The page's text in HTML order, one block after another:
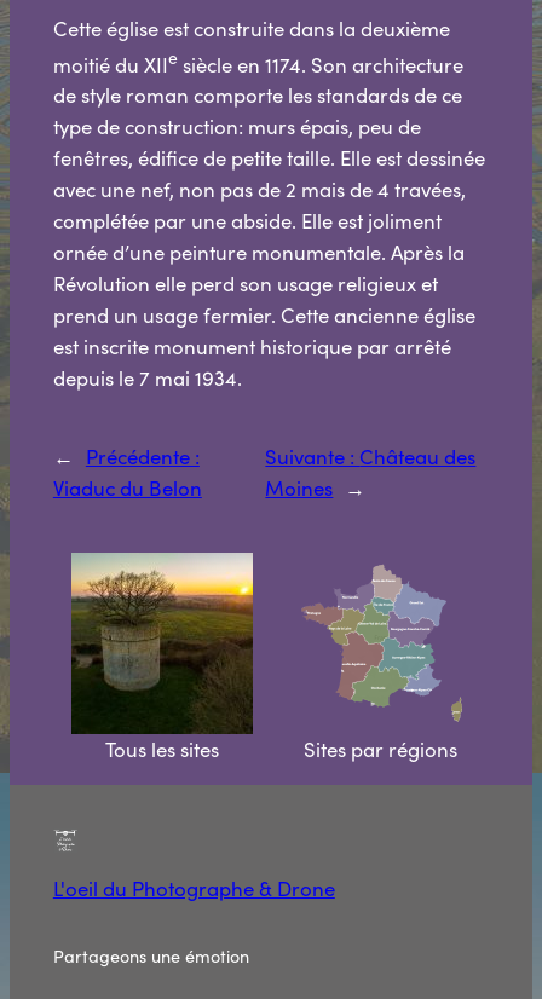
Cette église est construite dans la deuxième
moitié du XIIesiècle en 1174. Son architecture
de style roman comporte les standards de ce
type de construction: murs épais, peu de
fenêtres, édifice de petite taille. Elle est dessinée
avec une nef, non pas de 2 mais de 4 travées,
complétée par une abside. Elle est joliment
ornée d’une peinture monumentale. Après la
Révolution elle perd son usage religieux et
prend un usage fermier. Cette ancienne église
est inscrite monument historique par arrêté
depuis le 7 mai 1934.
←
Précédente :
Viaduc du Belon
Suivante : Château des
Moines →
Tous les sites Sites par régions
L'oeil du Photographe & Drone
Partageons une émotion